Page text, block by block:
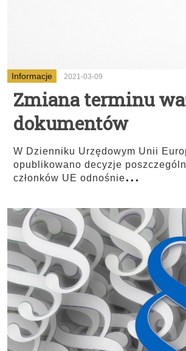
Informacje 2021-03-09
Zmiana terminu
dokumentów
W Dzienniku Urzędowym Unii
opublikowano decyzje
członków UE odnośnie...